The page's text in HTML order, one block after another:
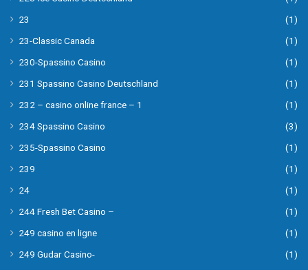
23
(1)
23-Classic Canada
(1)
230-Spassino Casino
(1)
231 Spassino Casino Deutschland
(1)
232 – casino online france – 1
(1)
234 Spassino Casino
(3)
235-Spassino Casino
(1)
239
(1)
24
(1)
244 Fresh Bet Casino –
(1)
249 casino en ligne
(1)
249 Gudar Casino-
(1)